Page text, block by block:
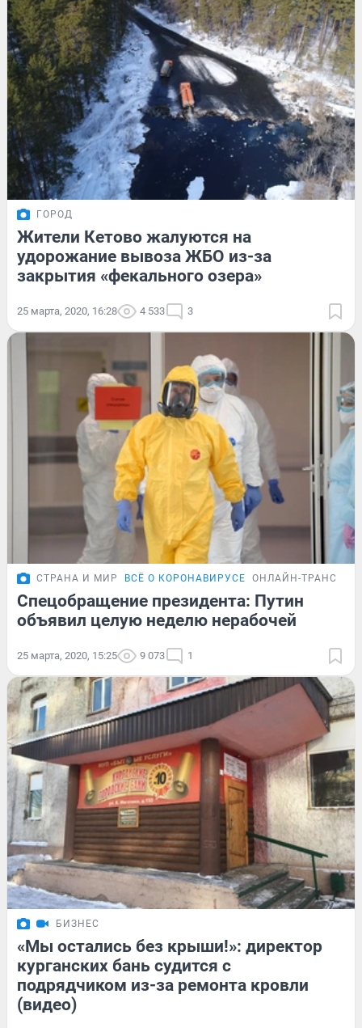
ГОРОД
Жители Кетово жалуются на
удорожание вывоза ЖБО из-за
закрытия «фекального озера»
25 марта, 2020, 16:28 4 533 3
СТРАНА И МИР ВСЁ О КОРОНАВИРУСЕ ОНЛАЙН-
Спецобращение президента: Путин
объявил целую неделю нерабочей
25 марта, 2020, 15:25 9 073 1
БИЗНЕС
«Мы остались без крыши!»: директор
курганских бань судится с
подрядчиком из-за ремонта кровли
(видео)